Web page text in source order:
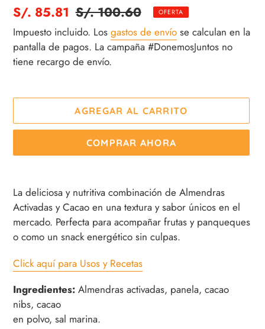
Precio
de
venta
S/. 85.81 Precio
habitual
S/. 100.60 OFERTA
Impuesto incluido. Los gastos de envío se calculan en la
pantalla de pagos. La campaña #DonemosJuntos no
tiene recargo de envío.
AGREGAR AL CARRITO
COMPRAR AHORA
el
producto
a
tu
de
La deliciosa y nutritiva combinación de Almendras
Activadas y Cacao en una textura y sabor únicos en el
mercado. Perfecta para acompañar frutas y panqueques
o como un snack energético sin culpas.
Click aquí para Usos y Recetas
Ingredientes: Almendras activadas, panela, cacao
nibs, cacao
en polvo, sal marina.